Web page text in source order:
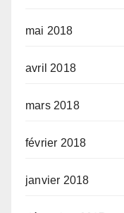
mai 2018
avril 2018
mars 2018
février 2018
janvier 2018